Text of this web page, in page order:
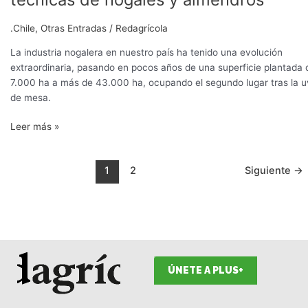
.Chile, Otras Entradas / Redagrícola
La industria nogalera en nuestro país ha tenido una evolución
extraordinaria, pasando en pocos años de una superficie plantada
7.000 ha a más de 43.000 ha, ocupando el segundo lugar tras la
de mesa.
Leer más »
1 2 Siguiente →
ÚNETE A PLUS+